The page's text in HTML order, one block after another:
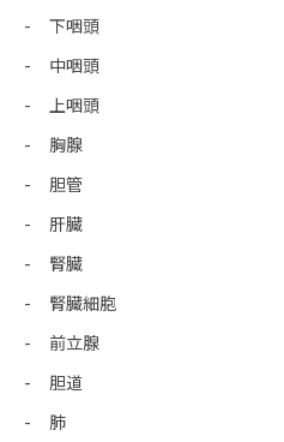
下咽頭
中咽頭
上咽頭
胸腺
胆管
肝臓
腎臓
腎臓細胞
前立腺
胆道
肺